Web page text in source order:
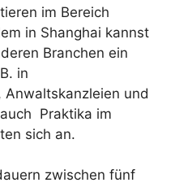
im Bereich
in Shanghai kannst
Branchen ein
in
und
Praktika im
sich an.
zwischen fünf